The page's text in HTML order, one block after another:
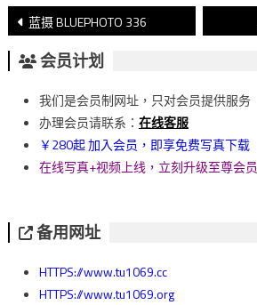
文
章
導
覽
蓝摄 BLUEPHOTO 336
会员计划
我们是会员制网址，只对会员提供服务
办理会员请联系： 在线客服
￥280起 加入会员，即享免费写真下载
在线写真+视频上线，立刻升级至尊会员
备用网址
HTTPS://www.tu1069.cc
HTTPS://www.tu1069.org